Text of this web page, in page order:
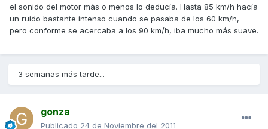
el sonido del motor más o menos lo deducía. Hasta 85 km/h hacía
un ruido bastante intenso cuando se pasaba de los 60 km/h,
pero conforme se acercaba a los 90 km/h, iba mucho más suave.
3 semanas más tarde...
gonza
Publicado 24 de Noviembre del 2011